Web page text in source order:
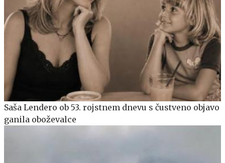
Saša Lendero ob 53. rojstnem dnevu s čustveno objavo
ganila oboževalce